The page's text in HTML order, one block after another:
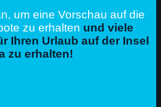
um eine Vorschau auf die
zu erhalten und viele
Ihren Urlaub auf der Insel
zu erhalten!